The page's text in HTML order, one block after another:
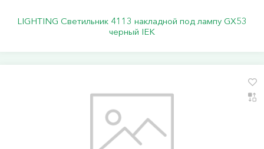
LIGHTING Светильник 4113 накладной под лампу GX53
черный IEK